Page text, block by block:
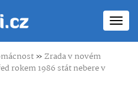
»Zrada v novém
rokem 1986 stát nebere v